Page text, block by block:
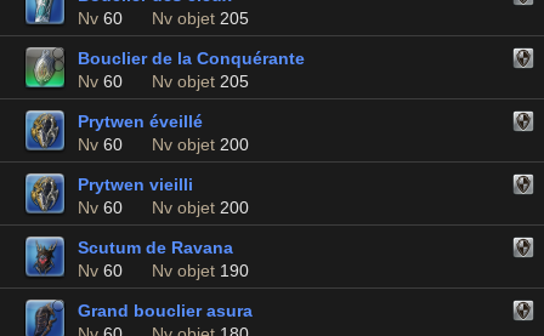
Nv 60 Nv objet 205
Bouclier de la Conquérante
Nv 60 Nv objet 205
Prytwen éveillé
Nv 60 Nv objet 200
Prytwen vieilli
Nv 60 Nv objet 200
Scutum de Ravana
Nv 60 Nv objet 190
Grand bouclier asura